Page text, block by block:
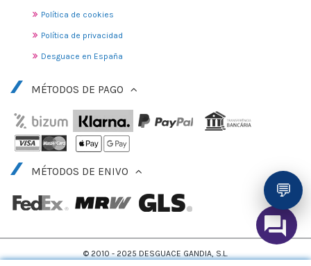
Política de cookies
Política de privacidad
Desguace en España
MÉTODOS DE PAGO
MÉTODOS DE ENIVO
💬
© 2010 - 2025 DESGUACE GANDIA, S.L.